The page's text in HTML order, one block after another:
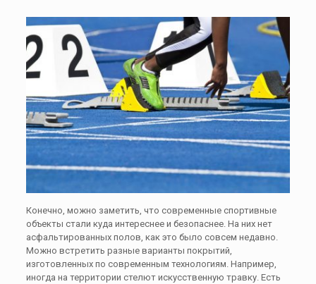
Конечно, можно заметить, что современные спортивные
объекты стали куда интереснее и безопаснее. На них нет
асфальтированных полов, как это было совсем недавно.
Можно встретить разные варианты покрытий,
изготовленных по современным технологиям. Например,
иногда на территории стелют искусственную травку. Есть